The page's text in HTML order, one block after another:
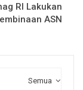
RI Lakukan
ASN
Semua